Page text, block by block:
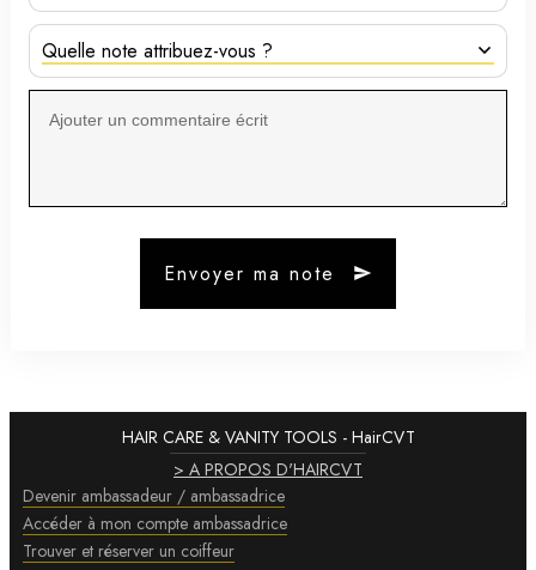
Quelle note attribuez-vous ?
Envoyer ma note
HAIR CARE & VANITY TOOLS - HairCVT
> A PROPOS D'HAIRCVT
Devenir ambassadeur / ambassadrice
Accéder à mon compte ambassadrice
Trouver et réserver un coiffeur